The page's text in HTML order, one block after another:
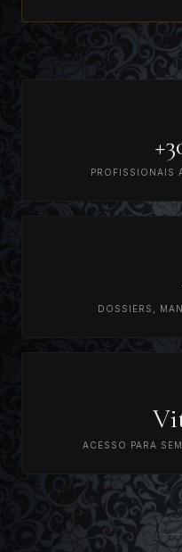
PROFISSIONAIS
DOSSIERS,
ACESSO PARA